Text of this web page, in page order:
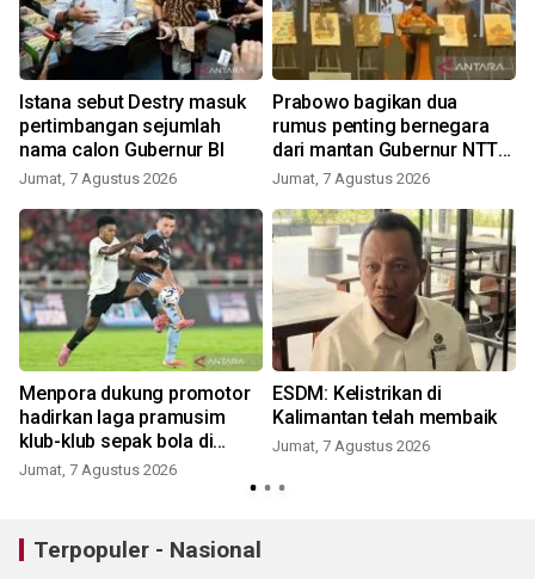
Istana sebut Destry masuk
pertimbangan sejumlah
nama calon Gubernur BI
Jumat, 7 Agustus 2026
Prabowo bagikan dua
rumus penting bernegara
dari mantan Gubernur NTT
Ben Mboi
Jumat, 7 Agustus 2026
Menpora dukung promotor
hadirkan laga pramusim
klub-klub sepak bola di
Indonesia
Jumat, 7 Agustus 2026
ESDM: Kelistrikan di
Kalimantan telah membaik
Jumat, 7 Agustus 2026
Terpopuler - Nasional